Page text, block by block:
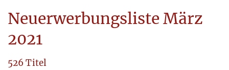
Neuerwerbungsliste März
2021
526 Titel